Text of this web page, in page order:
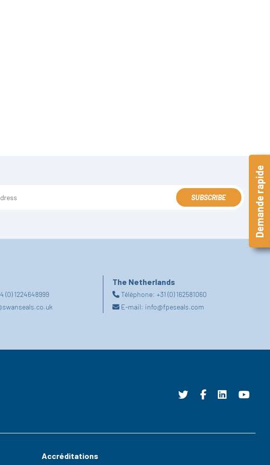
SUBSCRIBE
(0) 1224648999
The Netherlands
Téléphone:+31 (0) 162581060
E-mail: info@fpeseals.com
Accréditations
Demande rapide